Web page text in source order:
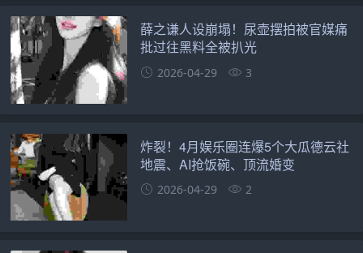
薛之谦人设崩塌！尿壶摆拍被官媒痛
批过往黑料全被扒光
2026-04-29 3
炸裂！4月娱乐圈连爆5个大瓜德云社
地震、AI抢饭碗、顶流婚变
2026-04-29 2